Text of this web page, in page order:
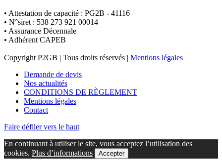
• Attestation de capacité : PG2B - 41116
• N°siret : 538 273 921 00014
• Assurance Décennale
• Adhérent CAPEB
Copyright P2GB | Tous droits réservés | Mentions légales
Demande de devis
Nos actualités
CONDITIONS DE RÈGLEMENT
Mentions légales
Contact
Faire défiler vers le haut
En continuant à utiliser le site, vous acceptez l’utilisation des
cookies. Plus d’informations Accepter